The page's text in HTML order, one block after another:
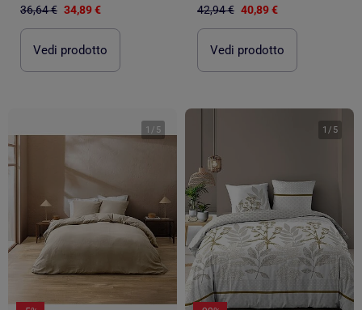
36,64 € 34,89 €
Vedi prodotto
42,94 € 40,89 €
Vedi prodotto
1 / 5 1 / 5